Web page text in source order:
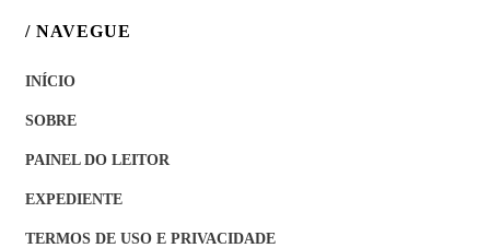
/ NAVEGUE
INÍCIO
SOBRE
PAINEL DO LEITOR
EXPEDIENTE
TERMOS DE USO E PRIVACIDADE